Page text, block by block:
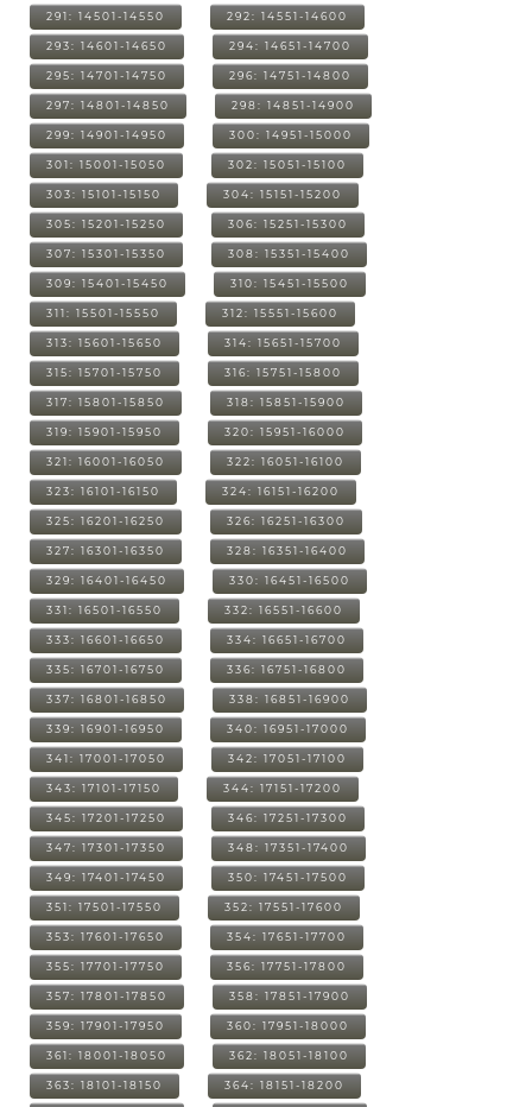
291: 14501-14550 292: 14551-14600
293: 14601-14650 294: 14651-14700
295: 14701-14750 296: 14751-14800
297: 14801-14850 298: 14851-14900
299: 14901-14950 300: 14951-15000
301: 15001-15050 302: 15051-15100
303: 15101-15150 304: 15151-15200
305: 15201-15250 306: 15251-15300
307: 15301-15350 308: 15351-15400
309: 15401-15450 310: 15451-15500
311: 15501-15550 312: 15551-15600
313: 15601-15650 314: 15651-15700
315: 15701-15750 316: 15751-15800
317: 15801-15850 318: 15851-15900
319: 15901-15950 320: 15951-16000
321: 16001-16050 322: 16051-16100
323: 16101-16150 324: 16151-16200
325: 16201-16250 326: 16251-16300
327: 16301-16350 328: 16351-16400
329: 16401-16450 330: 16451-16500
331: 16501-16550 332: 16551-16600
333: 16601-16650 334: 16651-16700
335: 16701-16750 336: 16751-16800
337: 16801-16850 338: 16851-16900
339: 16901-16950 340: 16951-17000
341: 17001-17050 342: 17051-17100
343: 17101-17150 344: 17151-17200
345: 17201-17250 346: 17251-17300
347: 17301-17350 348: 17351-17400
349: 17401-17450 350: 17451-17500
351: 17501-17550 352: 17551-17600
353: 17601-17650 354: 17651-17700
355: 17701-17750 356: 17751-17800
357: 17801-17850 358: 17851-17900
359: 17901-17950 360: 17951-18000
361: 18001-18050 362: 18051-18100
363: 18101-18150 364: 18151-18200